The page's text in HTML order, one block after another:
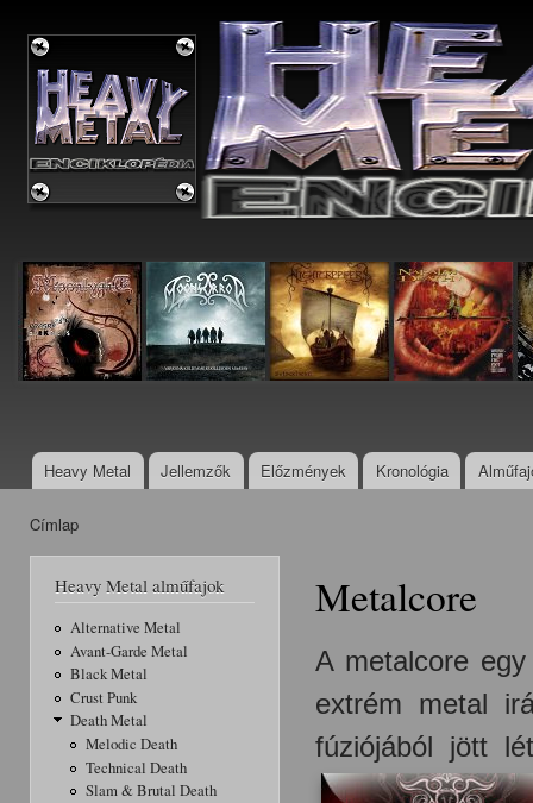
Metal
Enciklopédia
Főmenü
Heavy Metal Jellemzők Előzmények Kronológia
Címlap
Heavy Metal alműfajok
Alternative Metal
Avant-Garde Metal
Black Metal
Crust Punk
Death Metal
Melodic Death
Technical Death
Slam & Brutal Death
Metalcore
A metalcore
extrém metal
fúziójából jött